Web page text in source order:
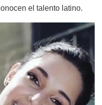
el talento latino.